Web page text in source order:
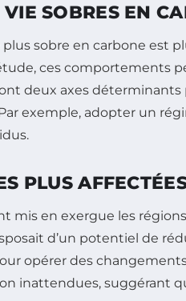
SOBRES EN
sobre en carbone est
ces
deux axes
exemple, adopter un
PLUS
mis en exergue les
d’un potentiel de
opérer des
inattendues, suggérant